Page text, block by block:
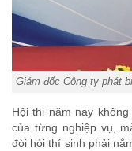
Giám đốc Công ty phát
Hội thi năm nay
của từng nghiệp vụ,
đòi hỏi thí sinh phải